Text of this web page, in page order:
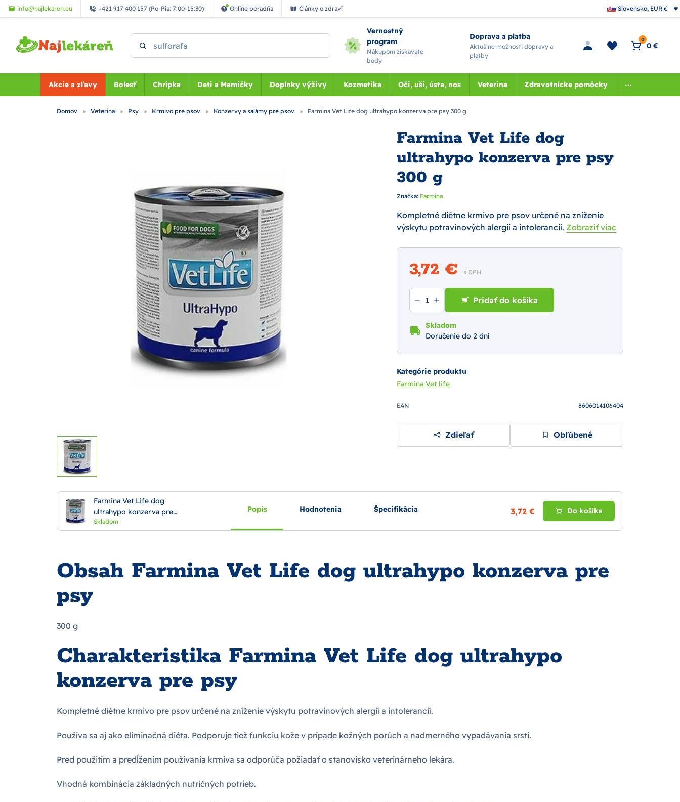
Preskočiť na hlavný obsah
info@najlekaren.eu +421 917 400 157 (Po-Pia: 7:00-15:30) Online poradňa Články o zdraví Slovensko, EUR €
Vernostný
program
Nákupom získavate
body
Doprava a platba
Aktuálne možnosti dopravy a
platby
0
0 €
Akcie a zľavy Bolesť Chrípka Deti a Mamičky Doplnky výživy Kozmetika Oči, uši, ústa, nos Veterina Zdravotnícke pomôcky
Domov Veterina Psy Krmivo pre psov Konzervy a salámy pre psov Farmina Vet Life dog ultrahypo konzerva pre psy 300 g
Farmina Vet Life dog
ultrahypo konzerva pre psy
300 g
Značka: Farmina
Kompletné diétne krmivo pre psov určené na zníženie
výskytu potravinových alergií a intolerancií. Zobraziť viac
3,72 € s DPH
Pridať do košíka
Skladom
Doručenie do 2 dní
Kategórie produktu
Farmina Vet life
EAN 8606014106404
Zdieľať Obľúbené
Farmina Vet Life dog
ultrahypo konzerva pre
psy 300 g
Skladom
Popis Hodnotenia Špecifikácia 3,72 € Do košíka
Obsah Farmina Vet Life dog ultrahypo konzerva pre
psy
300 g
Charakteristika Farmina Vet Life dog ultrahypo
konzerva pre psy
Kompletné diétne krmivo pre psov určené na zníženie výskytu potravinových alergií a intolerancií.
Používa sa aj ako eliminačná diéta. Podporuje tiež funkciu kože v prípade kožných porúch a nadmerného vypadávania srsti.
Pred použitím a predĺžením používania krmiva sa odporúča požiadať o stanovisko veterinárneho lekára.
Vhodná kombinácia základných nutričných potrieb.